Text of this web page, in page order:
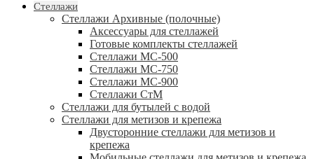
Стеллажи
Стеллажи Архивные (полочные)
Аксессуары для стеллажей
Готовые комплекты стеллажей
Стеллажи МС-500
Стеллажи МС-750
Стеллажи МС-900
Стеллажи СтМ
Стеллажи для бутылей с водой
Стеллажи для метизов и крепежа
Двусторонние стеллажи для метизов и
крепежа